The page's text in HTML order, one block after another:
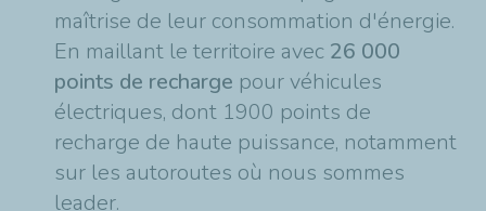
maîtrise de leur consommation d'énergie.
En maillant le territoire avec 26 000
points de recharge pour véhicules
électriques, dont 1900 points de
recharge de haute puissance, notamment
sur les autoroutes où nous sommes
leader.